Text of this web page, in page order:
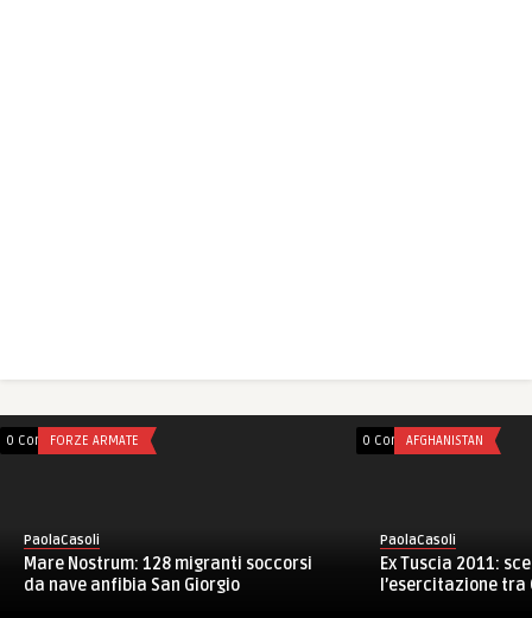
0 CommentsFORZE ARMATE
PaolaCasoli
Mare Nostrum: 128 migranti soccorsi
da nave anfibia San Giorgio
0 CommentsAFGHANISTAN
PaolaCasoli
Ex Tuscia 2011:
l’esercitazione tra